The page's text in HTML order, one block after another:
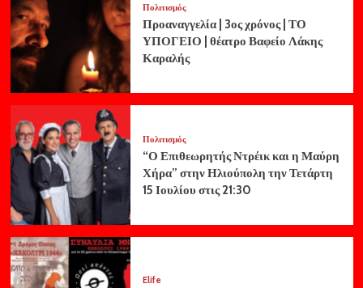
Πολιτισμός
Προαναγγελία | 3ος χρόνος | ΤΟ
ΥΠΟΓΕΙΟ | θέατρο Βαφείο Λάκης
Καραλής
Πολιτισμός
“Ο Επιθεωρητής Ντρέικ και η Μαύρη
Χήρα” στην Ηλιούπολη την Τετάρτη
15 Ιουλίου στις 21:30
Elife